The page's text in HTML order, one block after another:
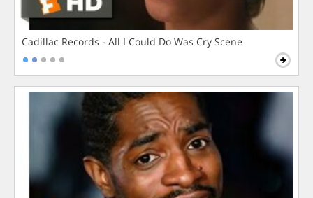
Cadillac Records - All I Could Do Was Cry Scene